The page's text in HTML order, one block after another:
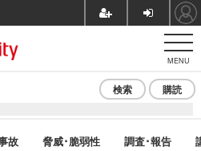
MENU
検索 購読
故 脅威･脆弱性 調査･報告